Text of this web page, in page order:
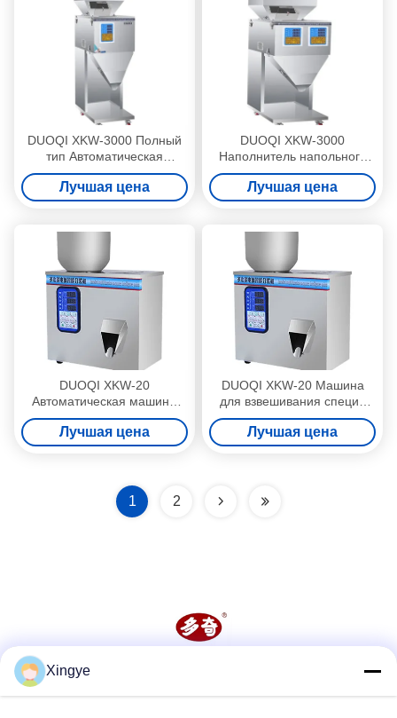
DUOQI XKW-3000 Полный
тип Автоматическая
гранулевая порошок
Зерновые Количественные
бобы Кофейная машина
Лучшая цена
DUOQI XKW-3000
Наполнитель напольного
типа для гранул, зерновых
зерен в порошке и кофе
Лучшая цена
DUOQI XKW-20
Автоматическая машина
для заполнения зерновых
порошковых гранул для
напитков
Лучшая цена
DUOQI XKW-20 Машина
для взвешивания специй
для автоматического
количественного
заполнения кофе в
Лучшая цена
1 2
Xingye